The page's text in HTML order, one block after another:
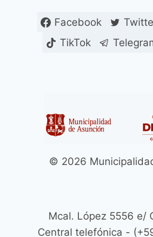
Facebook
TikTok
© 2026
Mcal. López 5556 e/
Central telefónica -